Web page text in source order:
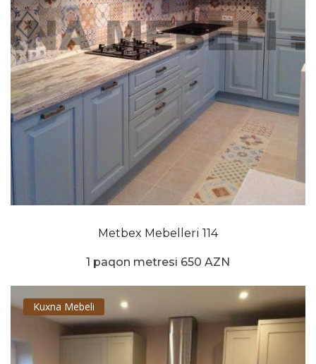
Metbex Mebelleri 114
1 paqon metresi 650 AZN
Kuxna Mebeli